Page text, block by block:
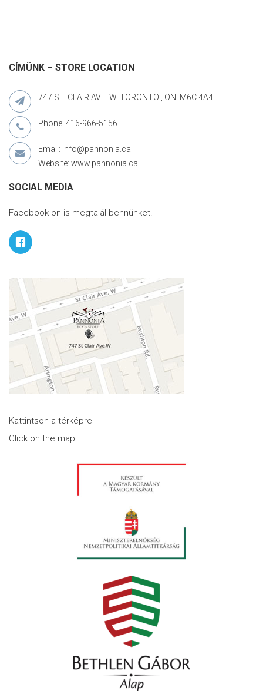
CÍMÜNK – STORE LOCATION
747 ST. CLAIR AVE. W. TORONTO , ON. M6C 4A4
Phone: 416-966-5156
Email: info@pannonia.ca
Website: www.pannonia.ca
SOCIAL MEDIA
Facebook-on is megtalál bennünket.
Kattintson a térképre
Click on the map